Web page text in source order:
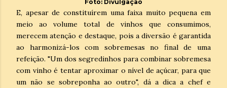
Foto: Divulgação
E, apesar de constituírem uma faixa muito pequena em
meio ao volume total de vinhos que consumimos,
merecem atenção e destaque, pois a diversão é garantida
ao harmonizá-los com sobremesas no final de uma
refeição. "Um dos segredinhos para combinar sobremesa
com vinho é tentar aproximar o nível de açúcar, para que
um não se sobreponha ao outro", dá a dica a chef e